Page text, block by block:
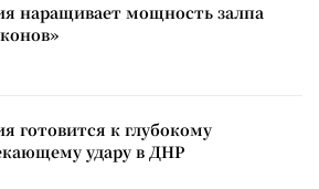
наращивает мощность залпа
готовится к глубокому
удару в ДНР